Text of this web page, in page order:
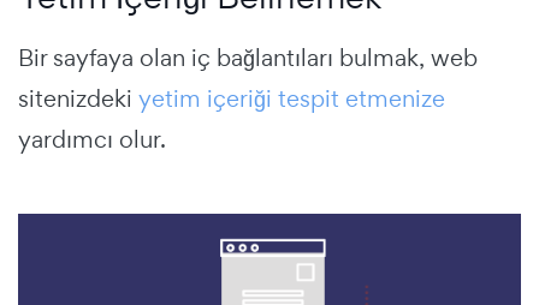
Bir sayfaya olan iç bağlantıları bulmak, web
sitenizdeki yetim içeriği tespit etmenize
yardımcı olur.